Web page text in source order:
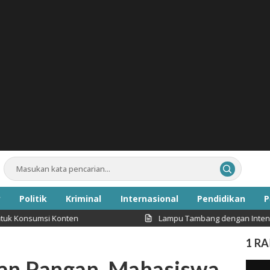
Politik Kriminal Internasional Pendidikan
Inspirasi
Lampu Tambang dengan Intensitas Cahaya
1